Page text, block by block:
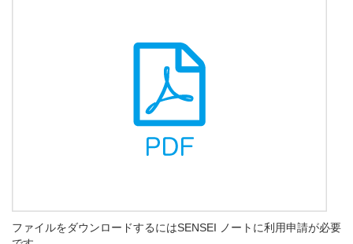
ファイルをダウンロードするにはSENSEI ノートに利用申請が必要